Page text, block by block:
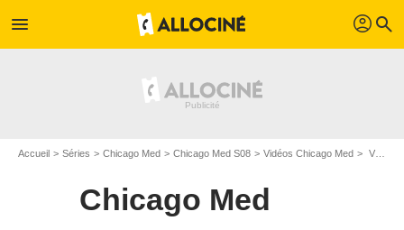
menu profil search
Accueil Séries Chicago Med Chicago Med S08 Vidéos Chicago Med Vidéos Chicago Med S08
Chicago Med